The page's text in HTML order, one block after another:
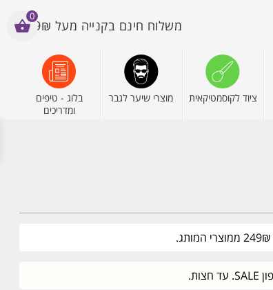
משלוח חינם בקנייה מעל 199₪
ציוד לקוסמטיקאית מוצרי שיער לגבר
בלוג - טיפים
ומדריכים
0